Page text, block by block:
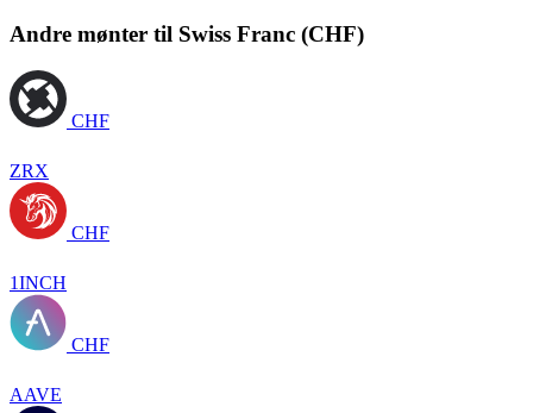
Andre mønter til Swiss Franc (CHF)
CHF
ZRX
CHF
1INCH
CHF
AAVE